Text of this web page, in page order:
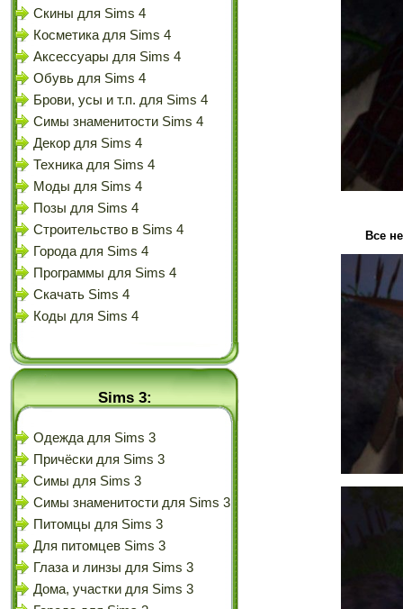
Скины для Sims 4
Косметика для Sims 4
Аксессуары для Sims 4
Обувь для Sims 4
Брови, усы и т.п. для Sims 4
Симы знаменитости Sims 4
Декор для Sims 4
Техника для Sims 4
Моды для Sims 4
Позы для Sims 4
Строительство в Sims 4
Города для Sims 4
Программы для Sims 4
Скачать Sims 4
Коды для Sims 4
Sims 3:
Одежда для Sims 3
Причёски для Sims 3
Симы для Sims 3
Симы знаменитости для Sims 3
Питомцы для Sims 3
Для питомцев Sims 3
Глаза и линзы для Sims 3
Дома, участки для Sims 3
Все